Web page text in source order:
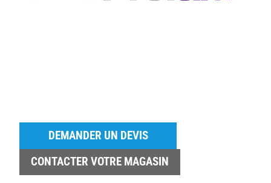
DEMANDER UN DEVIS
CONTACTER VOTRE MAGASIN